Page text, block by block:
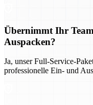
Übernimmt Ihr
Auspacken?
Ja, unser Full-Service-
professionelle Ein- und